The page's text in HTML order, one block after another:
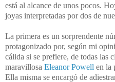
está al alcance de unos pocos.
joyas interpretadas por dos de
La primera es un sorprendente
protagonizado por, según mi
cálida si se prefiere, de todas las
maravillosa Eleanor Powell en la
Ella misma se encargó de